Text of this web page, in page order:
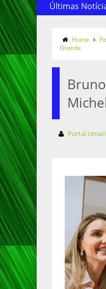
Últimas
Home
Grande
Portal Umari